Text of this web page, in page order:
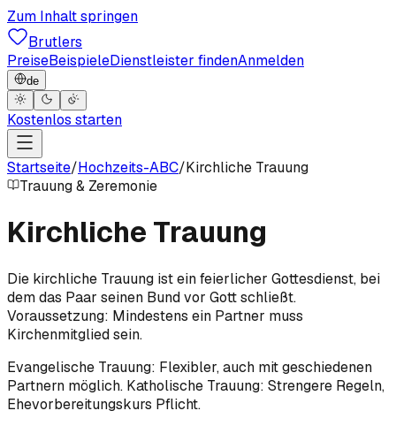
Zum Inhalt springen
Brutlers
PreiseBeispieleDienstleister findenAnmelden
de
Kostenlos starten
Startseite/Hochzeits-ABC/Kirchliche Trauung
Trauung & Zeremonie
Kirchliche Trauung
Die kirchliche Trauung ist ein feierlicher Gottesdienst, bei
dem das Paar seinen Bund vor Gott schließt.
Voraussetzung: Mindestens ein Partner muss
Kirchenmitglied sein.
Evangelische Trauung: Flexibler, auch mit geschiedenen
Partnern möglich. Katholische Trauung: Strengere Regeln,
Ehevorbereitungskurs Pflicht.